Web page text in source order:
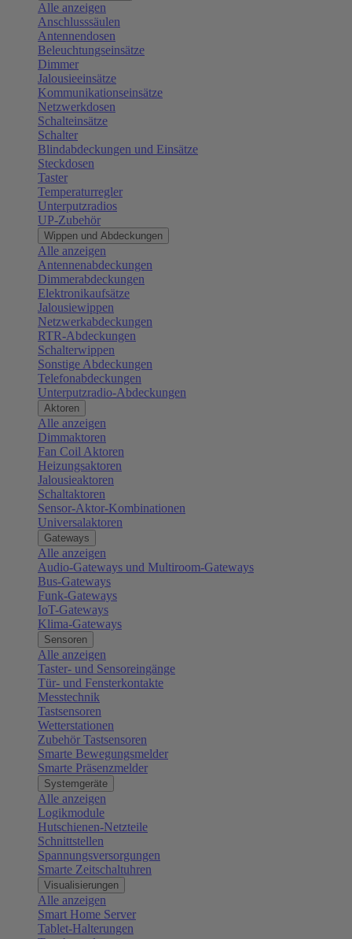
Alle anzeigen
Anschlusssäulen
Antennendosen
Beleuchtungseinsätze
Dimmer
Jalousieeinsätze
Kommunikationseinsätze
Netzwerkdosen
Schalteinsätze
Schalter
Blindabdeckungen und Einsätze
Steckdosen
Taster
Temperaturregler
Unterputzradios
UP-Zubehör
Wippen und Abdeckungen
Alle anzeigen
Antennenabdeckungen
Dimmerabdeckungen
Elektronikaufsätze
Jalousiewippen
Netzwerkabdeckungen
RTR-Abdeckungen
Schalterwippen
Sonstige Abdeckungen
Telefonabdeckungen
Unterputzradio-Abdeckungen
Aktoren
Alle anzeigen
Dimmaktoren
Fan Coil Aktoren
Heizungsaktoren
Jalousieaktoren
Schaltaktoren
Sensor-Aktor-Kombinationen
Universalaktoren
Gateways
Alle anzeigen
Audio-Gateways und Multiroom-Gateways
Bus-Gateways
Funk-Gateways
IoT-Gateways
Klima-Gateways
Sensoren
Alle anzeigen
Taster- und Sensoreingänge
Tür- und Fensterkontakte
Messtechnik
Tastsensoren
Wetterstationen
Zubehör Tastsensoren
Smarte Bewegungsmelder
Smarte Präsenzmelder
Systemgeräte
Alle anzeigen
Logikmodule
Hutschienen-Netzteile
Schnittstellen
Spannungsversorgungen
Smarte Zeitschaltuhren
Visualisierungen
Alle anzeigen
Smart Home Server
Tablet-Halterungen